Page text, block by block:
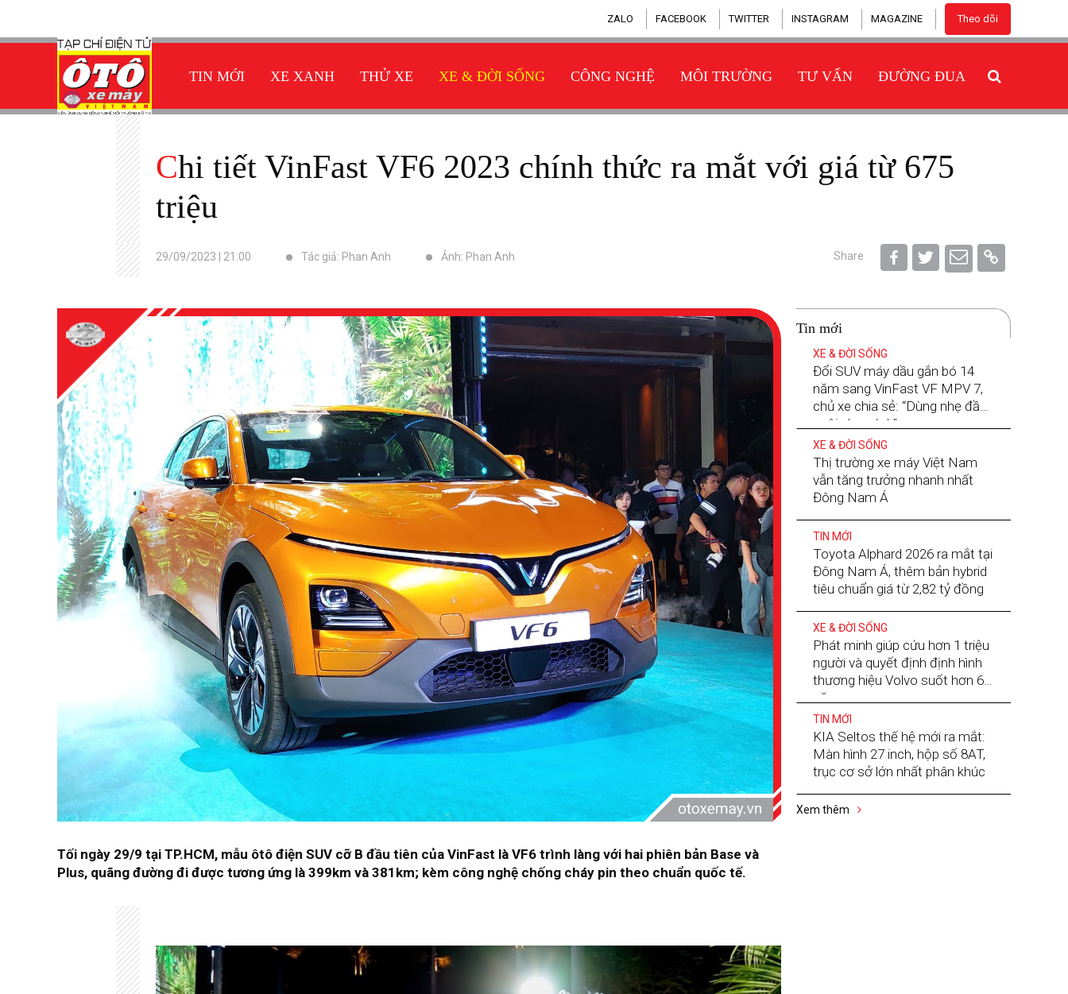
ZALO FACEBOOK TWITTER INSTAGRAM MAGAZINE Theo dõi
TIN MỚI XE XANH THỬ XE XE & ĐỜI SỐNG CÔNG NGHỆ MÔI TRƯỜNG TƯ VẤN ĐƯỜNG ĐUA
Chi tiết VinFast VF6 2023 chính thức ra mắt với giá từ 675
triệu
29/09/2023 | 21:00 Tác giả: Phan Anh Ảnh: Phan Anh Share
Tối ngày 29/9 tại TP.HCM, mẫu ôtô điện SUV cỡ B đầu tiên của VinFast là VF6 trình làng với hai phiên bản Base và
Plus, quãng đường đi được tương ứng là 399km và 381km; kèm công nghệ chống cháy pin theo chuẩn quốc tế.
Tin mới
XE & ĐỜI SỐNG
Đổi SUV máy dầu gắn bó 14
năm sang VinFast VF MPV 7,
chủ xe chia sẻ: “Dùng nhẹ đầu,
nuôi nhẹ gánh”
XE & ĐỜI SỐNG
Thị trường xe máy Việt Nam
vẫn tăng trưởng nhanh nhất
Đông Nam Á
TIN MỚI
Toyota Alphard 2026 ra mắt tại
Đông Nam Á, thêm bản hybrid
tiêu chuẩn giá từ 2,82 tỷ đồng
XE & ĐỜI SỐNG
Phát minh giúp cứu hơn 1 triệu
người và quyết định định hình
thương hiệu Volvo suốt hơn 60
năm
TIN MỚI
KIA Seltos thế hệ mới ra mắt:
Màn hình 27 inch, hộp số 8AT,
trục cơ sở lớn nhất phân khúc
Xem thêm